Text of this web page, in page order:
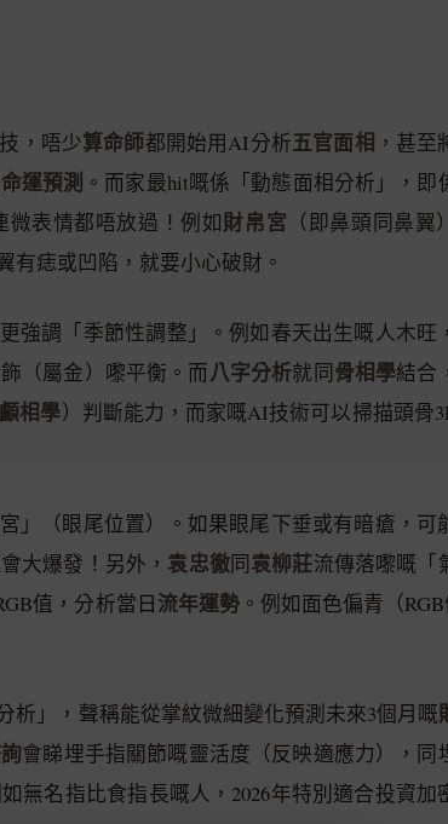
，唔少算命師都開始用AI分析五官面相 ，甚至
命運預測 。而家最hit嘅係「動態面相分析」，即
微表情都唔放過！例如財帛宮 （即鼻頭同鼻翼
有痣或凹陷，就要小心破財。
強調「季節性調整」。例如春天出生嘅人木旺
（屬金）嚟平衡。而八字分析就同骨相學結合
顱相學）判斷能力，而家嘅AI技術可以掃描頭骨
」（眼尾位置）。如果眼尾下垂或有暗瘡，可
大爆發！另外， 袁忠徹同袁柳莊流傳落嚟嘅「
值，分析當日流年運勢。例如面色偏青（
析」，聲稱能從掌紋微細變化預測未來3個月嘅
會睇埋手指關節嘅靈活度（反映適應力），同
無名指比食指長嘅人，2026年特別適合投資加